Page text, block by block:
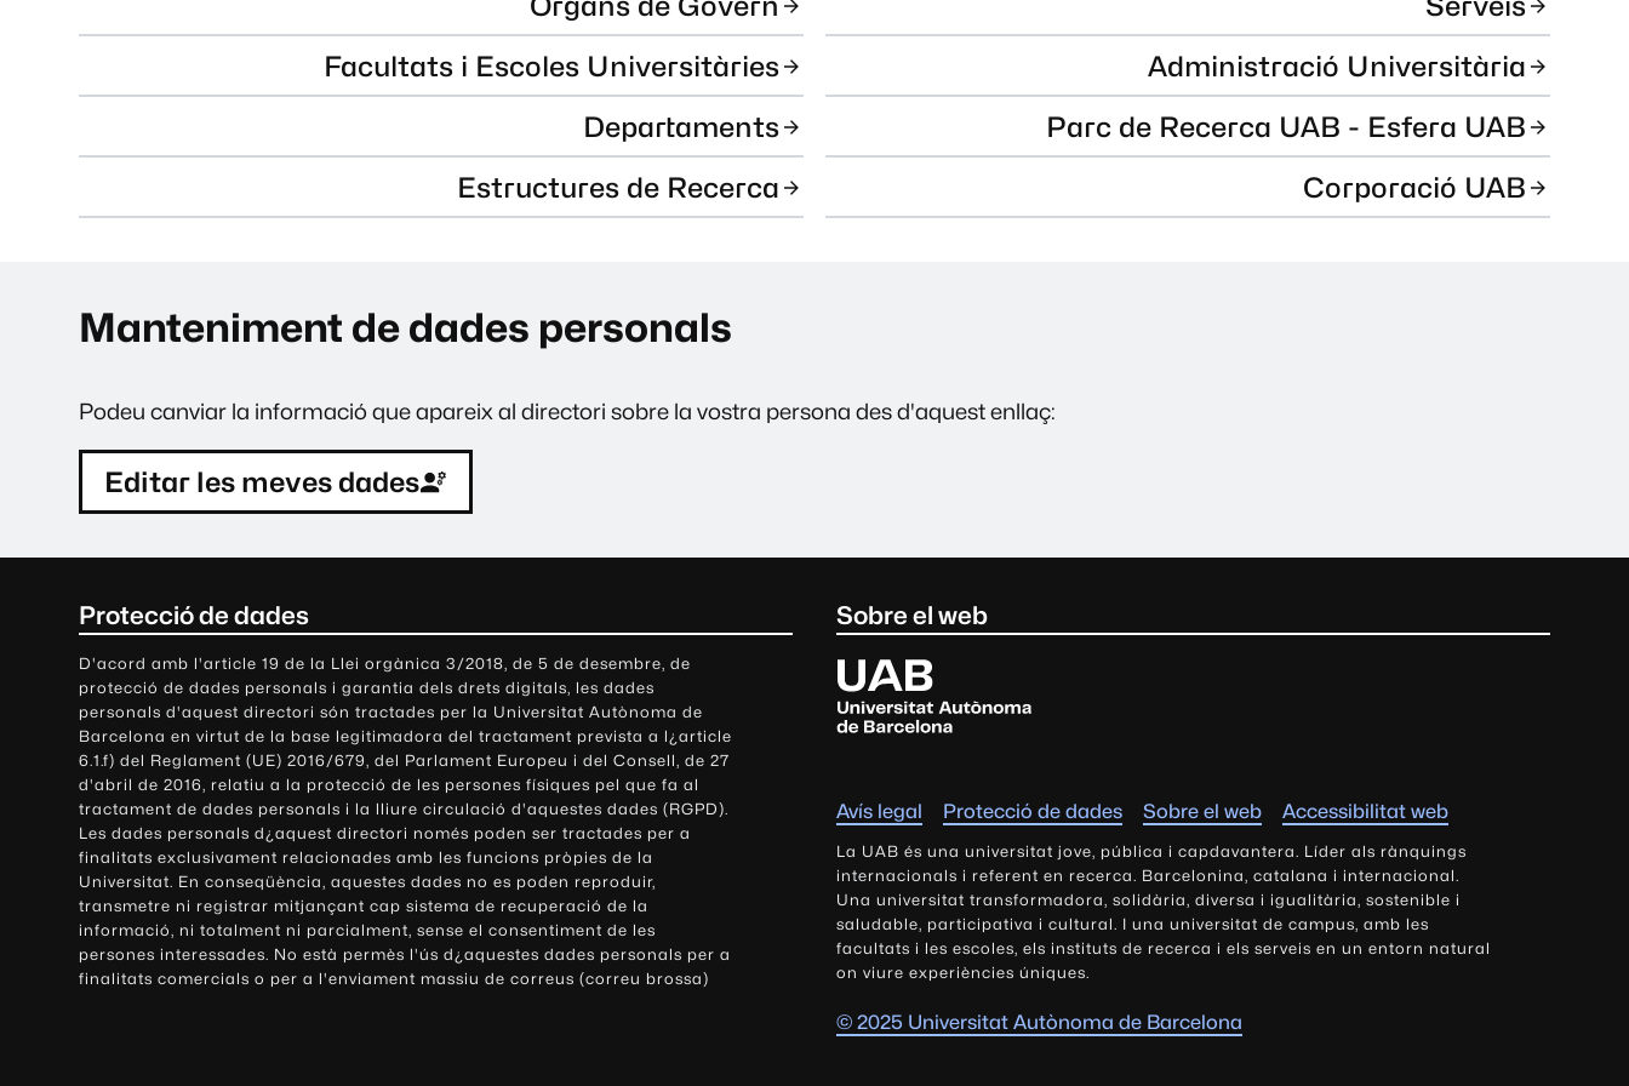
Facultats i Escoles Universitàries
Departaments
Estructures de Recerca
Administració Universitària
Parc de Recerca UAB - Esfera UAB
Corporació UAB
Manteniment de dades personals
Podeu canviar la informació que apareix al directori sobre la vostra persona des d'aquest enllaç:
Editar les meves dades
Protecció de dades
D'acord amb l'article 19 de la Llei orgànica 3/2018, de 5 de desembre, de
protecció de dades personals i garantia dels drets digitals, les dades
personals d'aquest directori són tractades per la Universitat Autònoma de
Barcelona en virtut de la base legitimadora del tractament prevista a l¿article
6.1.f) del Reglament (UE) 2016/679, del Parlament Europeu i del Consell, de 27
d'abril de 2016, relatiu a la protecció de les persones físiques pel que fa al
tractament de dades personals i la lliure circulació d'aquestes dades (RGPD).
Les dades personals d¿aquest directori només poden ser tractades per a
finalitats exclusivament relacionades amb les funcions pròpies de la
Universitat. En conseqüència, aquestes dades no es poden reproduir,
transmetre ni registrar mitjançant cap sistema de recuperació de la
informació, ni totalment ni parcialment, sense el consentiment de les
persones interessades. No està permès l'ús d¿aquestes dades personals per a
finalitats comercials o per a l'enviament massiu de correus (correu brossa)
Sobre el web
U
n
i
s
i
t
a
t
A
u
t
ò
Avís legal Protecció de dades Sobre el web Accessibilitat web
La UAB és una universitat jove, pública i capdavantera. Líder als rànquings
internacionals i referent en recerca. Barcelonina, catalana i internacional.
Una universitat transformadora, solidària, diversa i igualitària, sostenible i
saludable, participativa i cultural. I una universitat de campus, amb les
facultats i les escoles, els instituts de recerca i els serveis en un entorn natural
on viure experiències úniques.
© 2025 Universitat Autònoma de Barcelona